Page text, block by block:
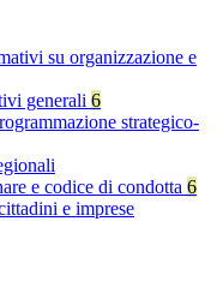
su organizzazione e
generali 6
strategico-
e codice di condotta 6
e imprese